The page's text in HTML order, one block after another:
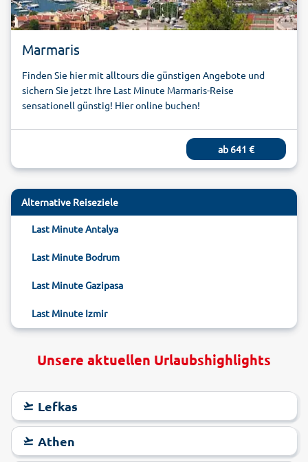
Marmaris
Finden Sie hier mit alltours die günstigen Angebote und
sichern Sie jetzt Ihre Last Minute Marmaris-Reise
sensationell günstig! Hier online buchen!
ab641 €
Alternative Reiseziele
Last Minute Antalya
Last Minute Bodrum
Last Minute Gazipasa
Last Minute Izmir
Unsere aktuellen Urlaubshighlights
Lefkas
Athen